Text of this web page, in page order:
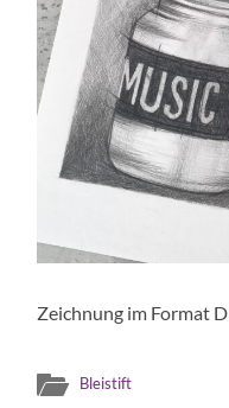
Zeichnung im Format
Bleistift